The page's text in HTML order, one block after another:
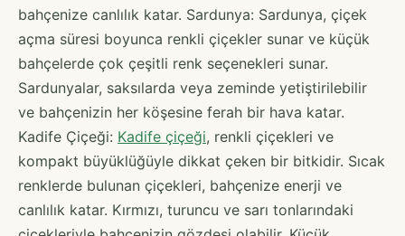
bahçenize canlılık katar. Sardunya: Sardunya, çiçek
açma süresi boyunca renkli çiçekler sunar ve küçük
bahçelerde çok çeşitli renk seçenekleri sunar.
Sardunyalar, saksılarda veya zeminde yetiştirilebilir
ve bahçenizin her köşesine ferah bir hava katar.
Kadife Çiçeği: Kadife çiçeği, renkli çiçekleri ve
kompakt büyüklüğüyle dikkat çeken bir bitkidir. Sıcak
renklerde bulunan çiçekleri, bahçenize enerji ve
canlılık katar. Kırmızı, turuncu ve sarı tonlarındaki